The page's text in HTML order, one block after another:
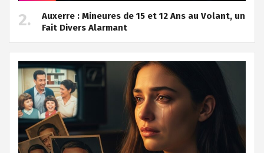
Auxerre : Mineures de 15 et 12 Ans au Volant, un
Fait Divers Alarmant